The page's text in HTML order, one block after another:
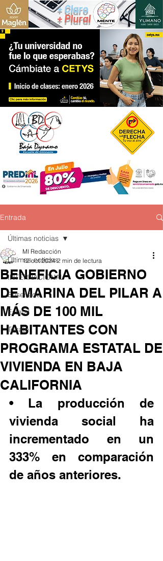
+ Claro
+ Plural
Entrada
Últimas noticias
INTERNACIONAL
Ensenada
Estatal
Tecate
Últimas noticias
BENEFICIA GOBIERNO
DE MARINA DEL PILAR A
MÁS DE 100 MIL
HABITANTES CON
PROGRAMA ESTATAL DE
VIVIENDA EN BAJA
CALIFORNIA
MI Redacción
12 oct 2024 2 min de lectura
• La producción de
vivienda social ha
incrementado en un
333% en comparación
de años anteriores.